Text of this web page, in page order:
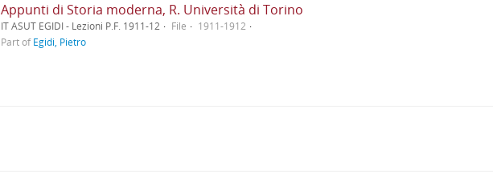
Appunti di Storia moderna, R. Università di Torino
IT ASUT EGIDI - Lezioni P.F. 1911-12 File
1911-1912
Part ofEgidi, Pietro